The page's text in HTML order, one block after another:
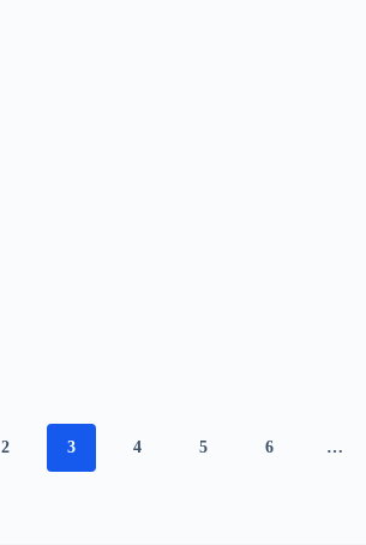
2 3 4 5 6 …